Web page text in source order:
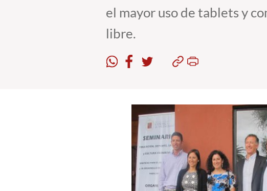
el mayor uso de tablets y
libre.